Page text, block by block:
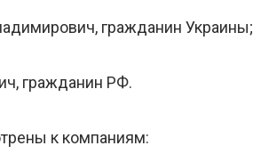
гражданин Украины;
гражданин РФ.
к компаниям: